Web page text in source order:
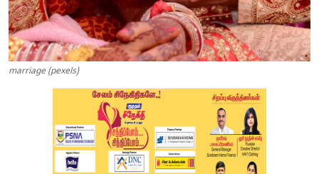
marriage (pexels)